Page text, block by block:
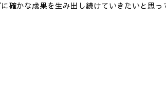
確かな成果を生み出し続けていきたいと思っ